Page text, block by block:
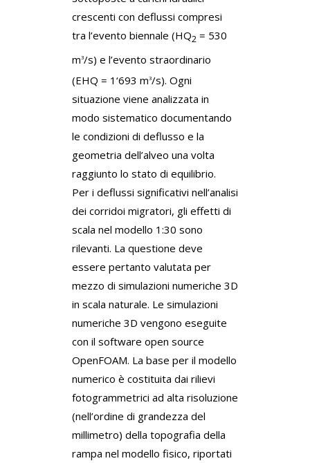
crescenti con deflussi compresi
tra l’evento biennale (HQ2 = 530
m3/s) e l’evento straordinario
(EHQ = 1‘693 m3/s). Ogni
situazione viene analizzata in
modo sistematico documentando
le condizioni di deflusso e la
geometria dell’alveo una volta
raggiunto lo stato di equilibrio.
Per i deflussi significativi nell’analisi
dei corridoi migratori, gli effetti di
scala nel modello 1:30 sono
rilevanti. La questione deve
essere pertanto valutata per
mezzo di simulazioni numeriche 3D
in scala naturale. Le simulazioni
numeriche 3D vengono eseguite
con il software open source
OpenFOAM. La base per il modello
numerico è costituita dai rilievi
fotogrammetrici ad alta risoluzione
(nell’ordine di grandezza del
millimetro) della topografia della
rampa nel modello fisico, riportati